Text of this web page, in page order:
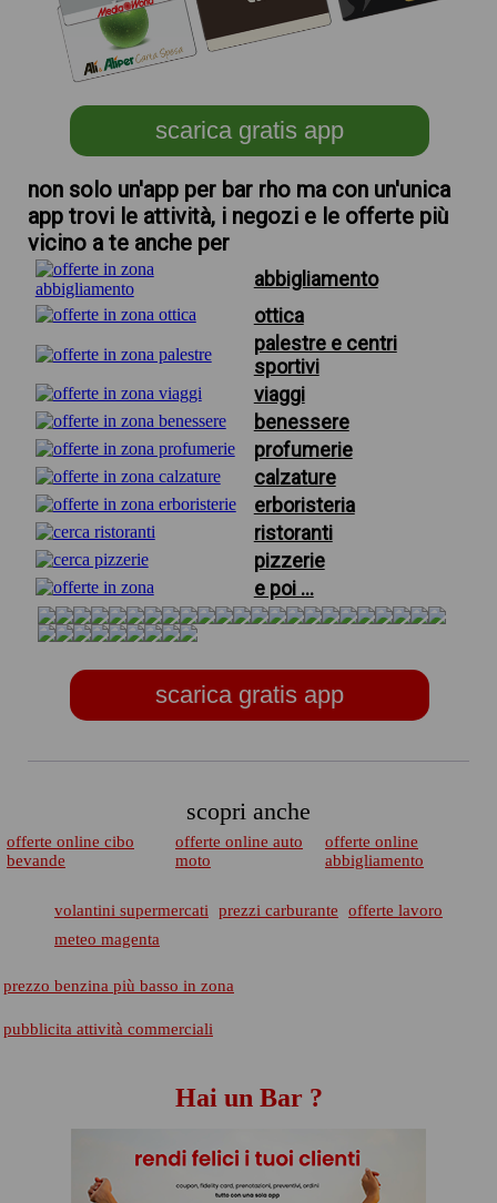
scarica gratis app
non solo un'app per bar rho ma con un'unica
app trovi le attività, i negozi e le offerte più
vicino a te anche per
abbigliamento
ottica
palestre e centri
sportivi
viaggi
benessere
profumerie
calzature
erboristeria
ristoranti
pizzerie
e poi ...
scarica gratis app
scopri anche
offerte online cibo
bevande
offerte online auto
moto
offerte online
abbigliamento
volantini supermercati prezzi carburante
offerte lavoro
meteo magenta
prezzo benzina più basso in zona
pubblicita attività commerciali
Hai un Bar ?